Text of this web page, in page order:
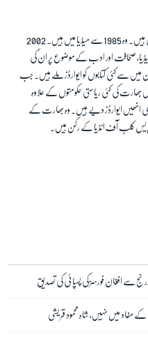
سہیل انجم نئی دہلی کے ایک سینئر صحافی ہیں۔ وہ 1985 سے میڈیا میں ہیں۔ 2002
صحافت اور ادب کے موضوع پر ان کی
میں سے کئی کتابوں کو ایوارڈز ملے ہیں۔ جب
کی کئی ریاستی حکومتوں کے علاوہ
انھیں ایوارڈز دیے ہیں۔ وہ بھارت کے
کلب آف انڈیا کے رکن ہیں۔
سے افغان فورسز کی پسپائی کی تصدیق
مفاد میں نہیں، شاہ محمود قریشی